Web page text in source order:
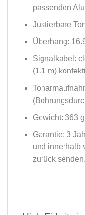
passenden
Justierbare
Überhang:
Signalkabel:
(1,1 m)
Gewicht: 363
Garantie: 3
und innerhalb
zurück senden.